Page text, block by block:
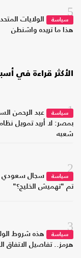
5
سياسة
الولايات
هذا ما تريده واشنطن
الأكثر قراءة في
1سياسة
عبد الرحمن
بمصر: لا أريد تمويل
شعبه
2
سياسة
سجال سعودي
تم "تهميش الخليج؟"
3
سياسة
هذه شروط
هرمز.. تفاصيل الاتفاق